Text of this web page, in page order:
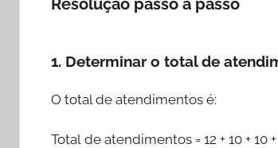
Resolução passo a passo
1. Determinar o total de
O total de atendimentos é:
Total de atendimentos = 12 + 10 + 10